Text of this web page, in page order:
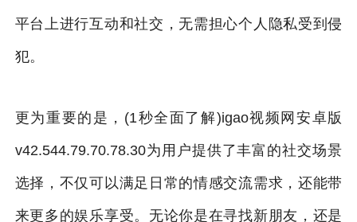
平台上进行互动和社交，无需担心个人隐私受到侵
犯。
更为重要的是，(1秒全面了解)igao视频网安卓版
v42.544.79.70.78.30为用户提供了丰富的社交场景
选择，不仅可以满足日常的情感交流需求，还能带
来更多的娱乐享受。无论你是在寻找新朋友，还是